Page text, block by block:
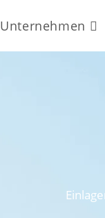
Unternehmen